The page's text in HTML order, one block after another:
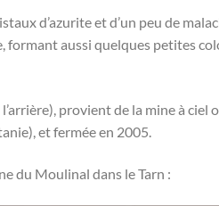
d’azurite et d’un peu de
formant aussi quelques petites
provient de la mine à
et fermée en 2005.
du Moulinal dans le Tarn :